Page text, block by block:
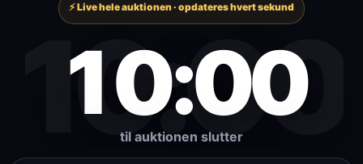
⚡ Live hele auktionen · opdateres hvert sekund
10:00
10:00
til auktionen slutter